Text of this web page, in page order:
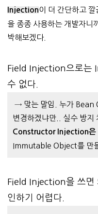
Injection이 더 간단하고 깔
을 종종 사용하는 개발자니
박해보겠다.
Field Injection으로는
수 없다.
→ 맞는 말임. 누가 Bean
변경하겠냐만.. 실수 방지
Constructor Injection은
Immutable Object를 만
Field Injection을 쓰면
인하기 어렵다.